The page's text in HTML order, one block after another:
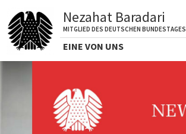
Nezahat Baradari
MITGLIED DES DEUTSCHEN BUNDESTAGES
EINE VON UNS